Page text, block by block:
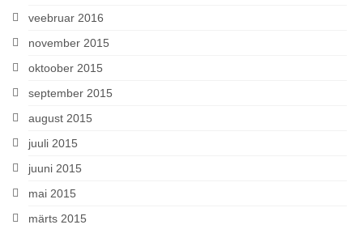
veebruar 2016
november 2015
oktoober 2015
september 2015
august 2015
juuli 2015
juuni 2015
mai 2015
märts 2015